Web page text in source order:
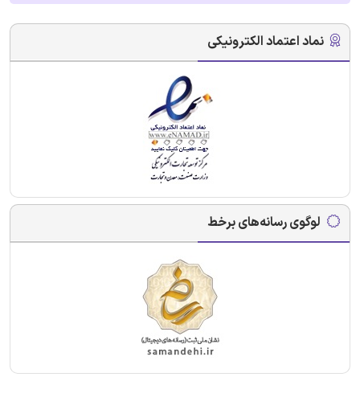
نماد اعتماد الکترونیکی
لوگوی رسانه‌های برخط